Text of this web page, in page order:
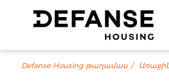
Defanse Housing թաղամաս